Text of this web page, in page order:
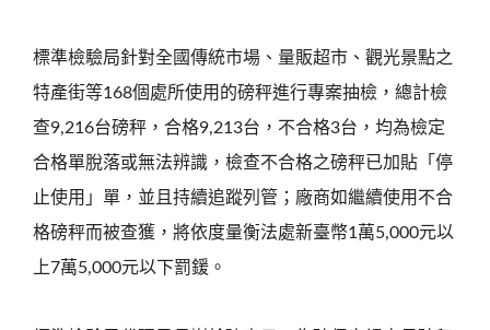
標準檢驗局針對全國傳統市場、量販超市、觀光景點之
特產街等168個處所使用的磅秤進行專案抽檢，總計檢
查9,216台磅秤，合格9,213台，不合格3台，均為檢定
合格單脫落或無法辨識，檢查不合格之磅秤已加貼「停
止使用」單，並且持續追蹤列管；廠商如繼續使用不合
格磅秤而被查獲，將依度量衡法處新臺幣1萬5,000元以
上7萬5,000元以下罰鍰。